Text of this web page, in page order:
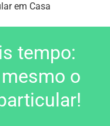
em Casa
tempo:
o